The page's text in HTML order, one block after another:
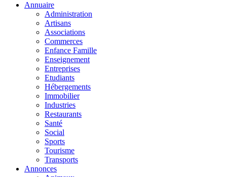
Annuaire
Administration
Artisans
Associations
Commerces
Enfance Famille
Enseignement
Entreprises
Etudiants
Hébergements
Immobilier
Industries
Restaurants
Santé
Social
Sports
Tourisme
Transports
Annonces